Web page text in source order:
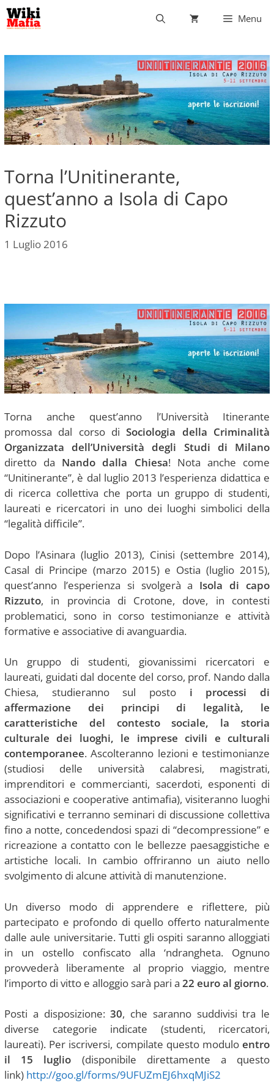
Vai
al
Menu
Torna l’Unitinerante,
quest’anno a Isola di Capo
Rizzuto
1 Luglio 2016
Torna anche quest’anno l’Università Itinerante
promossa dal corso diSociologia della Criminalità
Organizzata dell’Università degli Studi di Milano
diretto da Nando dalla Chiesa! Nota anche come
“Unitinerante”, è dal luglio 2013 l’esperienza didattica e
di ricerca collettiva che porta un gruppo di studenti,
laureati e ricercatori in uno dei luoghi simbolici della
“legalità difficile”.
Dopo l’Asinara (luglio 2013), Cinisi (settembre 2014),
Casal di Principe (marzo 2015) e Ostia (luglio 2015),
quest’anno l’esperienza si svolgerà a Isola di capo
Rizzuto, in provincia di Crotone, dove, in contesti
problematici, sono in corso testimonianze e attività
formative e associative di avanguardia.
Un gruppo di studenti, giovanissimi ricercatori e
laureati, guidati dal docente del corso, prof. Nando dalla
Chiesa, studieranno sul posto i processi di
affermazione dei principi di legalità, le
caratteristiche del contesto sociale, la storia
culturale dei luoghi, le imprese civili e culturali
contemporanee. Ascolteranno lezioni e testimonianze
(studiosi delle università calabresi, magistrati,
imprenditori e commercianti, sacerdoti, esponenti di
associazioni e cooperative antimafia), visiteranno luoghi
significativi e terranno seminari di discussione collettiva
fino a notte, concedendosi spazi di “decompressione” e
ricreazione a contatto con le bellezze paesaggistiche e
artistiche locali. In cambio offriranno un aiuto nello
svolgimento di alcune attività di manutenzione.
Un diverso modo di apprendere e riflettere, più
partecipato e profondo di quello offerto naturalmente
dalle aule universitarie. Tutti gli ospiti saranno alloggiati
in un ostello confiscato alla ‘ndrangheta. Ognuno
provvederà liberamente al proprio viaggio, mentre
l’importo di vitto e alloggio sarà pari a 22 euro al giorno.
Posti a disposizione:30, che saranno suddivisi tra le
diverse categorie indicate (studenti, ricercatori,
laureati). Per iscriversi, compilate questo modulo entro
il 15 luglio (disponibile direttamente a questo
link) http://goo.gl/forms/9UFUZmEJ6hxqMJiS2